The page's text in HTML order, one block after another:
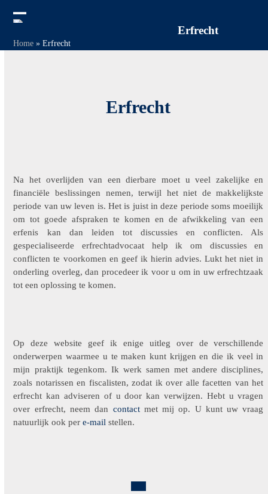
Open
mobile
Close
mobile
Erfrecht
Home »Erfrecht
Erfrecht
Na het overlijden van een dierbare moet u veel zakelijke en
financiële beslissingen nemen, terwijl het niet de makkelijkste
periode van uw leven is. Het is juist in deze periode soms moeilijk
om tot goede afspraken te komen en de afwikkeling van een
erfenis kan dan leiden tot discussies en conflicten. Als
gespecialiseerde erfrechtadvocaat help ik om discussies en
conflicten te voorkomen en geef ik hierin advies. Lukt het niet in
onderling overleg, dan procedeer ik voor u om in uw erfrechtzaak
tot een oplossing te komen.
Op deze website geef ik enige uitleg over de verschillende
onderwerpen waarmee u te maken kunt krijgen en die ik veel in
mijn praktijk tegenkom. Ik werk samen met andere disciplines,
zoals notarissen en fiscalisten, zodat ik over alle facetten van het
erfrecht kan adviseren of u door kan verwijzen. Hebt u vragen
over erfrecht, neem dan contactmet mij op. U kunt uw vraag
natuurlijk ook pere-mail stellen.